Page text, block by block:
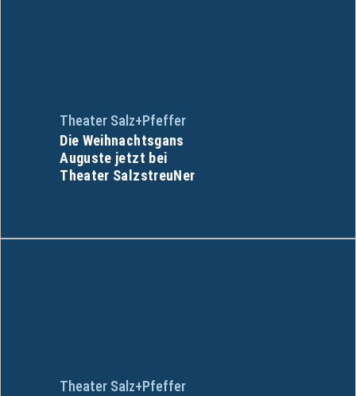
Theater Salz+Pfeffer
Die Weihnachtsgans
Auguste jetzt bei
Theater SalzstreuNer
Theater Salz+Pfeffer